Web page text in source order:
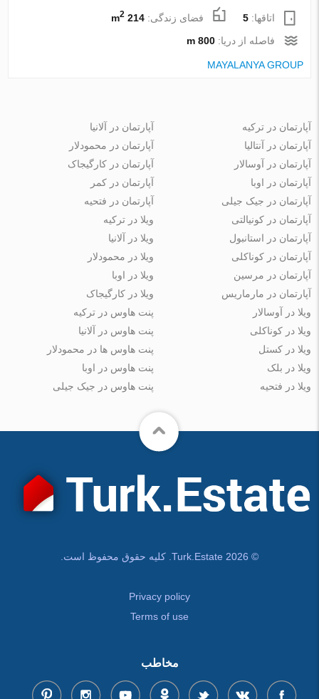
اتاقها:5 فضای زندگی:214 m
2
فاصله از دریا:800 m
MAYALANYA GROUP
آپارتمان در ترکیه
آپارتمان در آنتالیا
آپارتمان در آوسالار
آپارتمان در اوبا
آپارتمان در جیک جیلی
آپارتمان در آلانیا
آپارتمان در محمودلار
آپارتمان در کارگیجاک
آپارتمان در کمر
آپارتمان در فتحیه
آپارتمان در کونیالتی
آپارتمان در استانبول
آپارتمان در کوناکلی
آپارتمان در مرسین
آپارتمان در مارماریس
ویلا در ترکیه
ویلا در آلانیا
ویلا در محمودلار
ویلا در اوبا
ویلا در کارگیجاک
ویلا در آوسالار
ویلا در کوناکلی
ویلا در کستل
ویلا در بلک
ویلا در فتحیه
پنت هاوس در ترکیه
پنت هاوس در آلانیا
پنت هاوس ها در محمودلار
پنت هاوس در اوبا
پنت هاوس در جیک جیلی
© Turk.Estate 2026. کلیه حقوق محفوظ است.
Privacy policy
Terms of use
مخاطب